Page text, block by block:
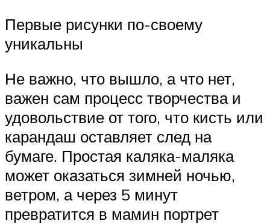
Первые рисунки по-своему
уникальны
Не важно, что вышло, а что нет,
важен сам процесс творчества и
удовольствие от того, что кисть или
карандаш оставляет след на
бумаге. Простая каляка-маляка
может оказаться зимней ночью,
ветром, а через 5 минут
превратится в мамин портрет